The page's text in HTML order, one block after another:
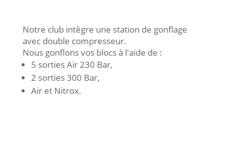
Notre club intègre une station de gonflage
avec double compresseur.
Nous gonflons vos blocs à l'aide de :
5 sorties Air 230 Bar,
2 sorties 300 Bar,
Air et Nitrox.